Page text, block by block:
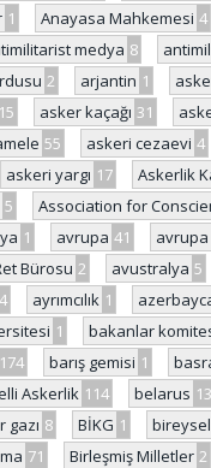
1 Anayasa Mahkemesi 4
medya 8
2 arjantin 1
15 asker kaçağı 31
55 askeri cezaevi 4
askeri yargı 17 Askerlik
5
Association for
1 avrupa 41
Bürosu 2 avustralya 5
ayrımcılık 1
1 bakanlar
174 barış gemisi 1
Askerlik 114 belarus 13
gazı 8 BİKG 1
71 Birleşmiş Milletler 2